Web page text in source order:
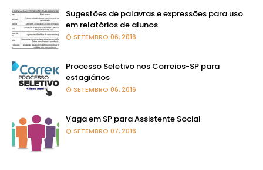
Sugestões de palavras e expressões para uso
em relatórios de alunos
SETEMBRO 06, 2016
Processo Seletivo nos Correios-SP para
estagiários
SETEMBRO 06, 2016
Vaga em SP para Assistente Social
SETEMBRO 07, 2016